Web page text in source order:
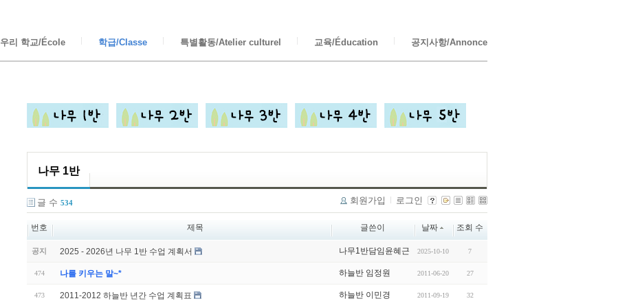
우리 학교/École 학급/Classe 특별활동/Atelier culturel 교육/Éducation 공지사항/Annonce
나무 1반
글 수 534 회원가입 로그인
번호 제목 글쓴이 날짜 조회 수
공지 2025 - 2026년 나무 1반 수업 계획서 나무1반담임윤혜근 2025-10-10 7
474 나를 키우는 말~* 하늘반 임정원 2011-06-20 27
473 2011-2012 하늘반 년간 수업 계획표 하늘반 이민경 2011-09-19 32